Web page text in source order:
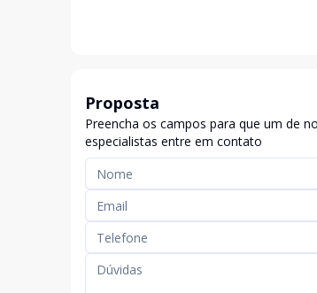
Proposta
Preencha os campos para que um de
especialistas entre em contato